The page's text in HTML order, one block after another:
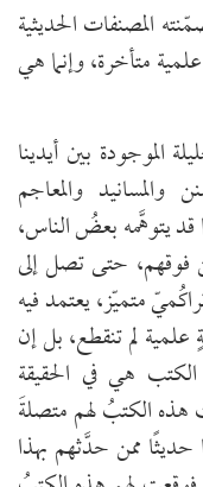
المصنفات الحديثية
متأخرة، وإنما هي
الموجودة بين أيدينا
والمعاجم
قد يتوهَّمه بعضُ الناس،
فوقهم، حتى تصل إلى
متميّز، يعتمد فيه
علمية لم تنقطع، بل إن
هي في الحقيقة
الكتبُ لهم متصلةَ
حديثًا ممن حدَّثهم بهذا